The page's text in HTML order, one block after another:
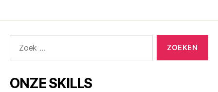
ONZE SKILLS